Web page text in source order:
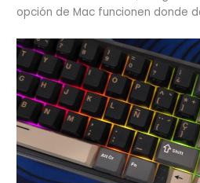
opción de Mac funcionen donde